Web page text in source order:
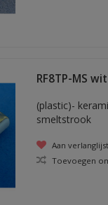
RF8TP-MS
(plastic)-
smeltstrook
Aan
Toevoegen